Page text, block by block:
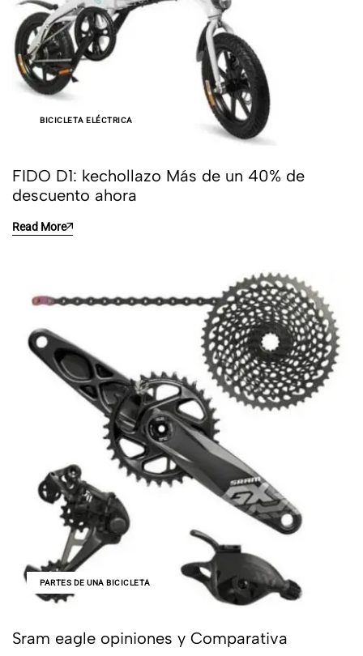
BICICLETA ELÉCTRICA
FIDO D1: kechollazo Más de un 40% de
descuento ahora
Read More
PARTES DE UNA BICICLETA
Sram eagle opiniones y Comparativa